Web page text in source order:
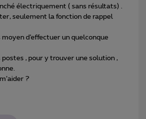
électriquement ( sans résultats) .
seulement la fonction de rappel
moyen d’effectuer un quelconque
postes , pour y trouver une solution ,
?